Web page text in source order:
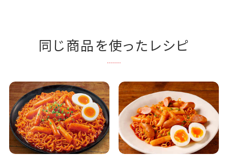
同じ商品を使ったレシピ